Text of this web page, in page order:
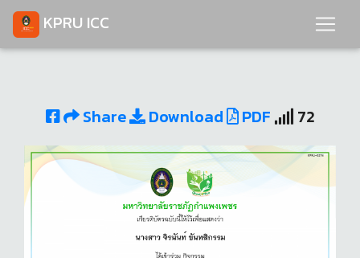
KPRU ICC
Share Download PDF 72